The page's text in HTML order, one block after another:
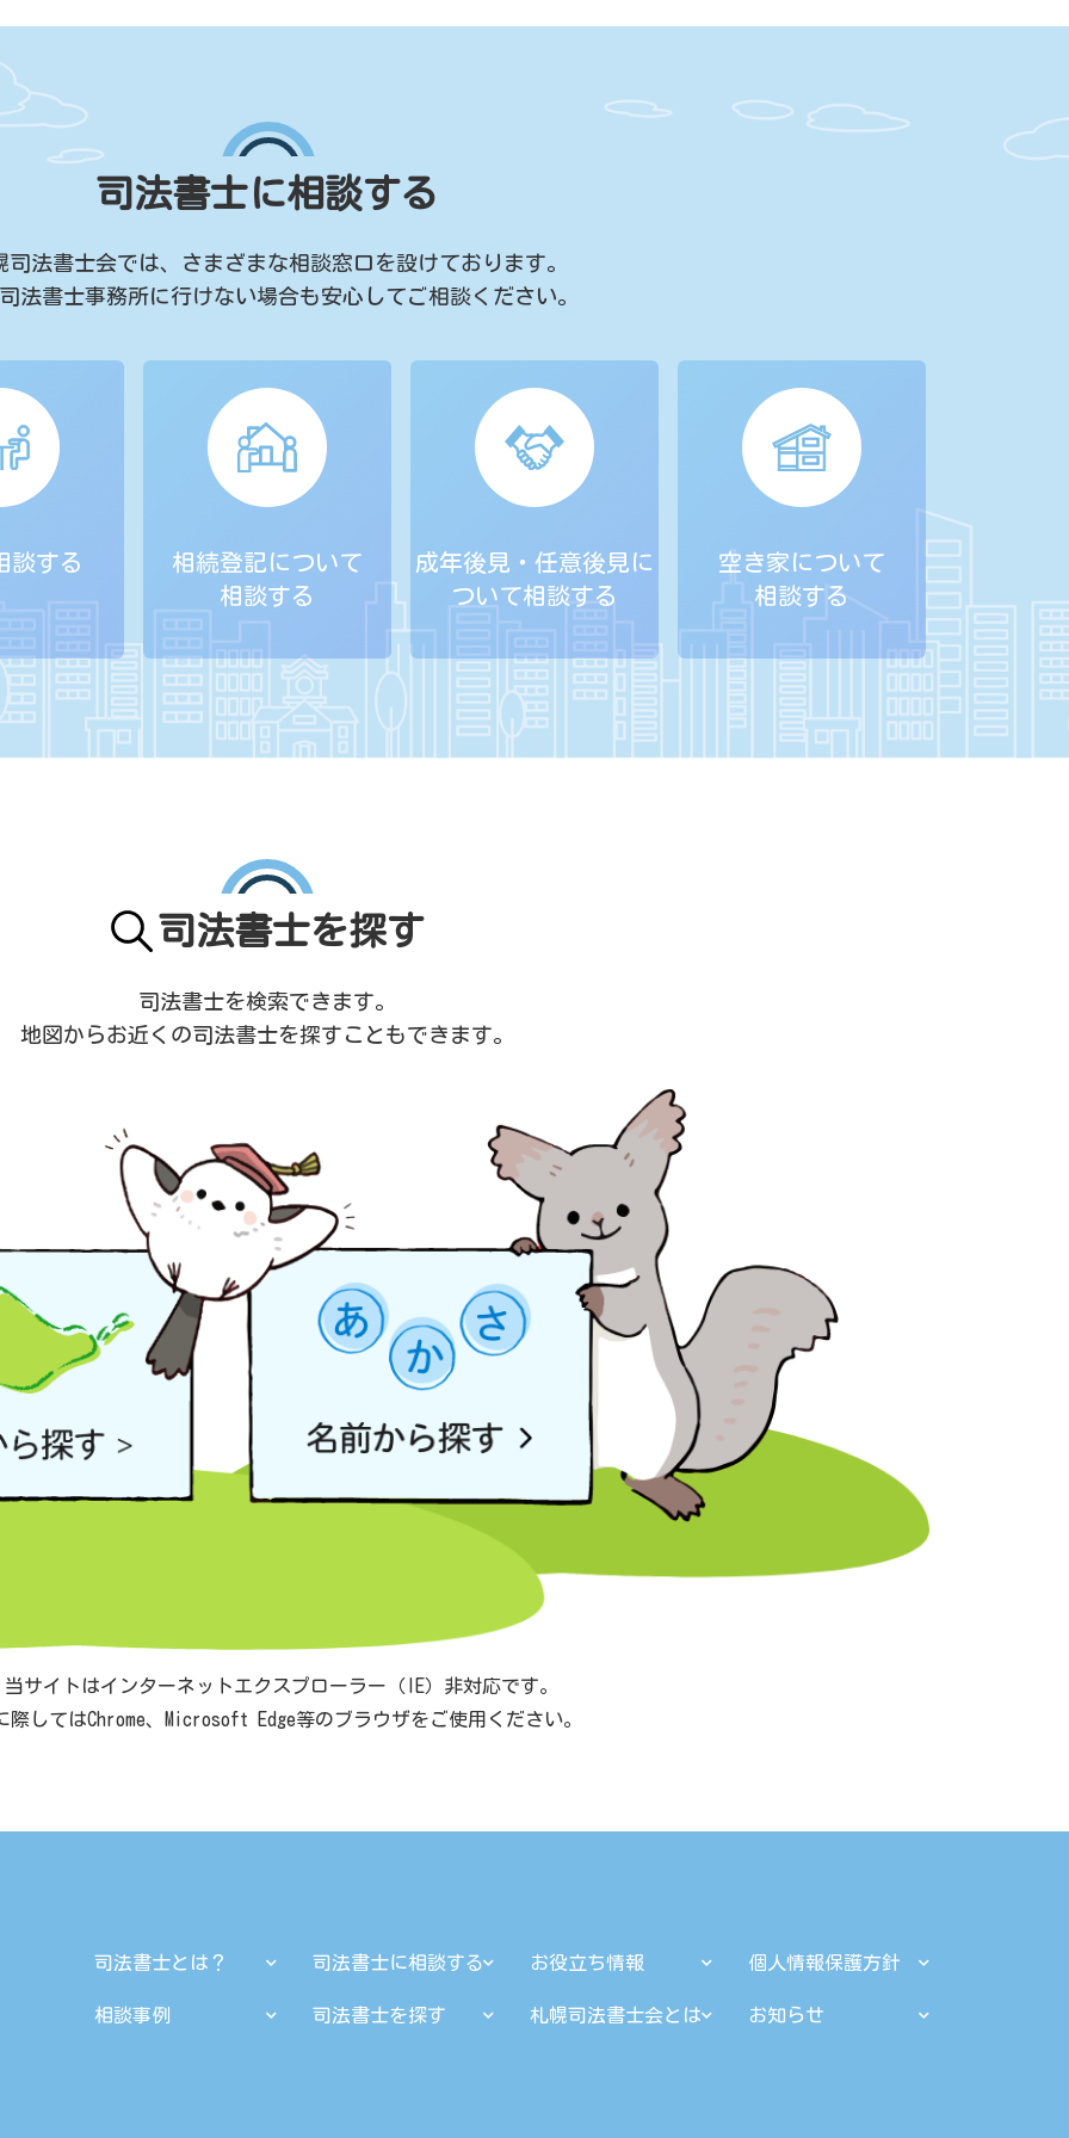
司法書士に相談する
司法書士会では、
さまざまな相談窓口を設けております。
法書士事務所に行けない場合も安心してご相談ください。
談する
相続登記について
相談する
成年後見・任意後見に
ついて相談する
空き家について
相談する
司法書士を探す
司法書士を検索できます。
地図からお近くの司法書士を探すこともできます。
サイトはインターネットエクスプローラー（IE）非対応です。
際してはChrome、Microsoft Edge等のブラウザをご使用ください。
司法書士とは？ 司法書士に相談する お役立ち情報 個人情報保護方針
相談事例 司法書士を探す 札幌司法書士会とは お知らせ